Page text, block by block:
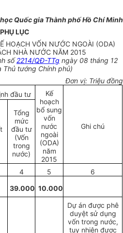
Quốc gia Thành phố Hồ Chí Minh
PHỤ LỤC
HOẠCH VỐN NƯỚC NGOÀI (ODA)
NHÀ NƯỚC NĂM 2015
số2214/QĐ-TTg ngày 08 tháng 12
Thủ tướng Chính phủ)
Đơn vị: Triệu đồng
đầu tư
Kế
hoạch
bổ sung
vốn
nước
ngoài
(ODA)
năm
2015
Ghi chú
Tổng
mức
đầu tư
(Vốn
trong
nước)
4 5
6
39.000 10.000
Dự án được phê
duyệt sử dụng
vốn trong nước,
tuy nhiên được